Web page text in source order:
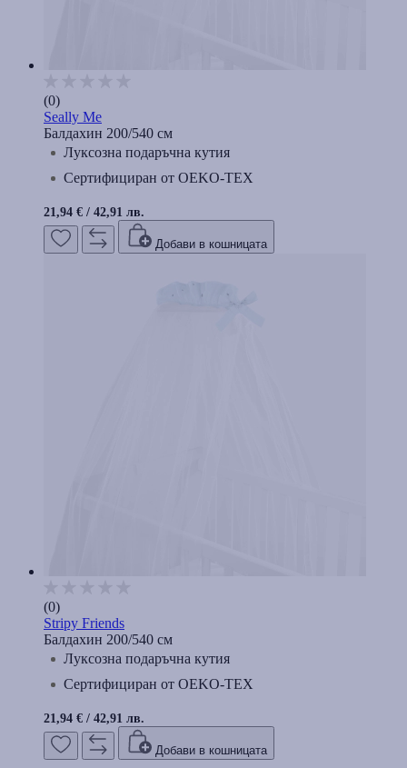
(0)
Seally Me
Балдахин 200/540 см
Луксозна подаръчна кутия
Сертифициран от OEKO-TEX
21,94 € / 42,91 лв.
Добави в кошницата
(0)
Stripy Friends
Балдахин 200/540 см
Луксозна подаръчна кутия
Сертифициран от OEKO-TEX
21,94 € / 42,91 лв.
Добави в кошницата